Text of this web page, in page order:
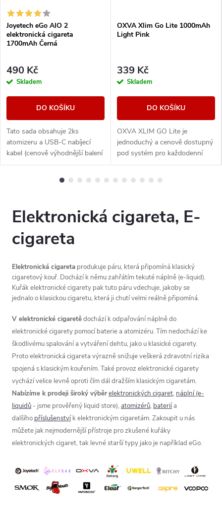
Joyetech eGo AIO 2
elektronická cigareta
1700mAh Černá
490 Kč
Skladem
DO KOŠÍKU
Tato sada obsahuje 2ks
atomizeru a USB-C nabíjecí
kabel (cenově výhodnější balení
oproti základní verzi). Ikona
OXVA Xlim Go Lite 1000mAh
Light Pink
339 Kč
Skladem
DO KOŠÍKU
OXVA XLIM GO Lite je
jednoduchý a cenově dostupný
pod systém pro každodenní
vapování. Nabízí baterii 1000
indikaci stavu...
Elektronická cigareta, E-
cigareta
Elektronická cigareta produkuje páru, která připomíná klasický
cigaretový kouř. Dochází k němu zahřátím tekuté náplně (e-liquid).
Kuřák elektronické cigarety pak tuto páru vdechuje, jakoby se
jednalo o klasickou cigaretu, která ji chutí velmi reálně připomíná.
V elektronické cigaretědochází k odpařování náplně do
elektronické cigarety pomocí baterie a atomizéru. Tím nedochází ke
škodlivému spalování a vytváření dehtu, jako u klasické cigarety.
Proto elektronická cigareta výrazně snižuje veškerá zdravotní rizika
spojená s klasickým kouřením. Také provoz elektronické cigarety
vychází velice levně oproti čím dál dražším klasickým cigaretám.
Nabízíme k prodeji široký výběrelektronických cigaret, náplní (e-
liquidů - jsme prověřený liquid store),atomizérů, bateriía
dalšího příslušenstvík elektronickým cigaretám. Zakoupit u nás
můžete jak nejmodernější přístroje pro zkušené kuřáky
elektronických cigaret, tak levné starší typy jako je například eGo.